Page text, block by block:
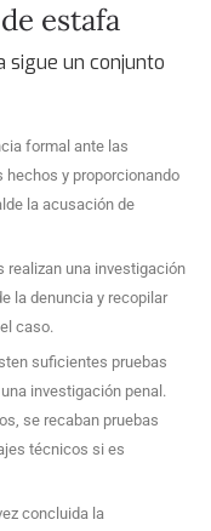
estafa
sigue un conjunto
formal ante las
y proporcionando
la acusación de
realizan una investigación
la denuncia y recopilar
caso.
suficientes pruebas
investigación penal.
se recaban pruebas
técnicos si es
concluida la